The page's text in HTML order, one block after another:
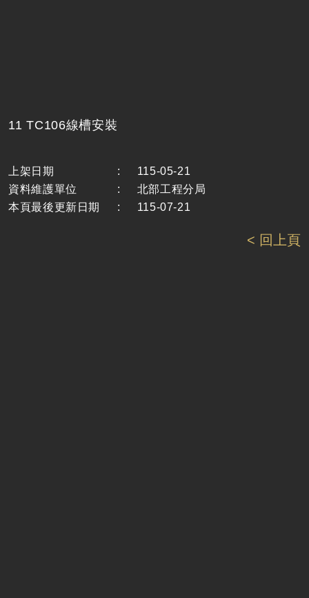
11 TC106線槽安裝
上架日期 :
115-05-21
資料維護單位
:
北部工程分局
本頁最後更新日期
: 115-07-21
< 回上頁